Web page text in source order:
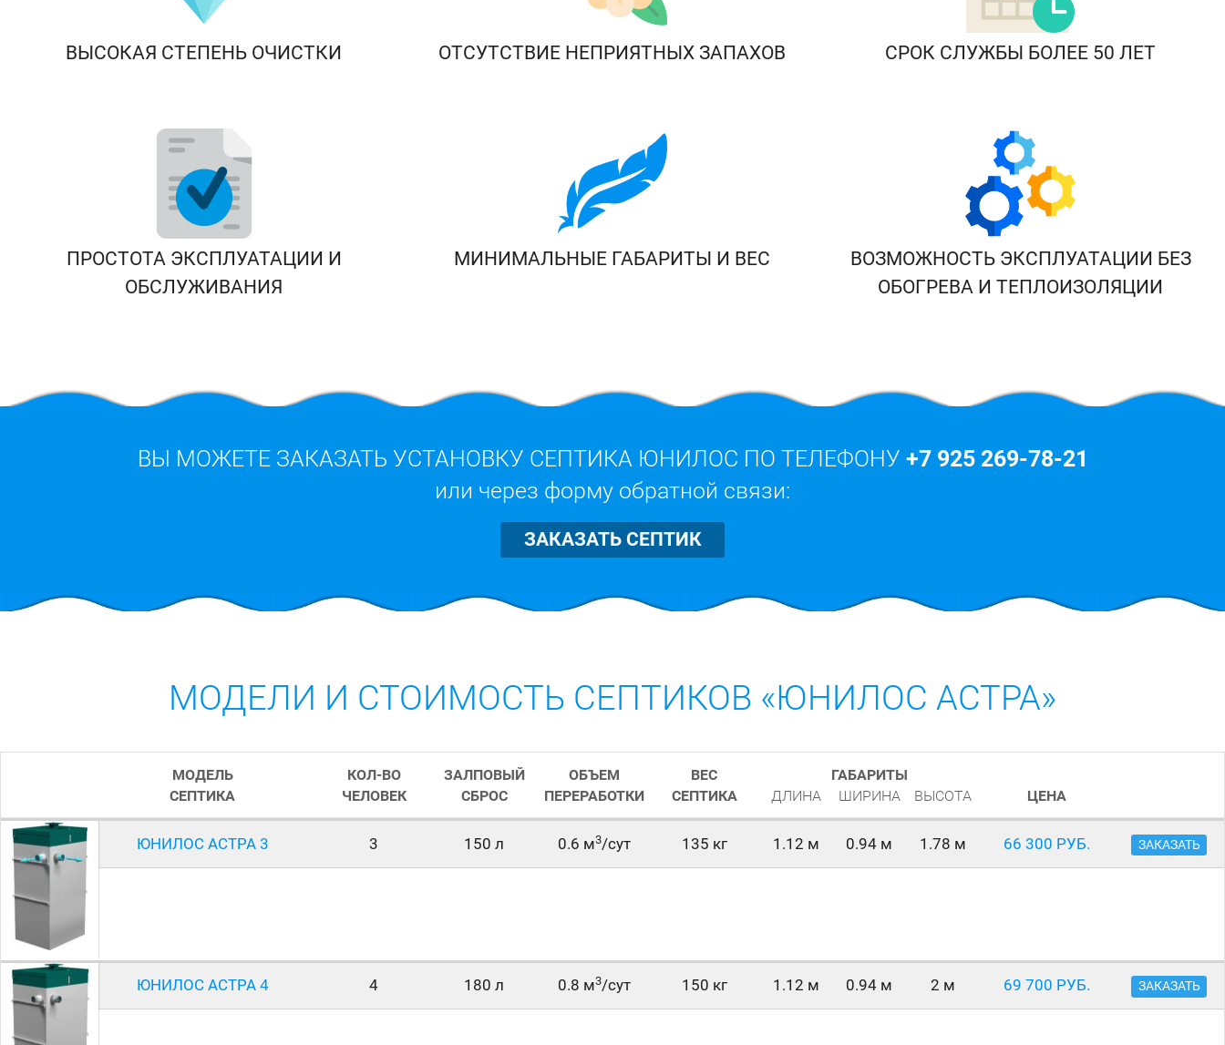
ВЫСОКАЯ СТЕПЕНЬ ОЧИСТКИ ОТСУТСТВИЕ НЕПРИЯТНЫХ ЗАПАХОВ СРОК СЛУЖБЫ БОЛЕЕ 50 ЛЕТ
ПРОСТОТА ЭКСПЛУАТАЦИИ И
ОБСЛУЖИВАНИЯ
МИНИМАЛЬНЫЕ ГАБАРИТЫ И ВЕС
ВОЗМОЖНОСТЬ ЭКСПЛУАТАЦИИ БЕЗ
ОБОГРЕВА И ТЕПЛОИЗОЛЯЦИИ
ВЫ МОЖЕТЕ ЗАКАЗАТЬ УСТАНОВКУ СЕПТИКА ЮНИЛОС ПО ТЕЛЕФОНУ +7 925 269-78-21
или через форму обратной связи:
ЗАКАЗАТЬ СЕПТИК
МОДЕЛИ И СТОИМОСТЬ СЕПТИКОВ «ЮНИЛОС АСТРА»
МОДЕЛЬ
СЕПТИКА
КОЛ-ВО
ЧЕЛОВЕК
ЗАЛПОВЫЙ
СБРОС
ОБЪЕМ
ПЕРЕРАБОТКИ
ВЕС
СЕПТИКА
ДЛИНА
ГАБАРИТЫ
ШИРИНА
ВЫСОТА ЦЕНА
ЮНИЛОС АСТРА 3 3 150 л 0.6 м3/сут 135 кг 1.12 м 0.94 м 1.78 м 66 300 РУБ. ЗАКАЗАТЬ
ЮНИЛОС АСТРА 4 4 180 л 0.8 м3/сут 150 кг 1.12 м 0.94 м 2 м 69 700 РУБ. ЗАКАЗАТЬ